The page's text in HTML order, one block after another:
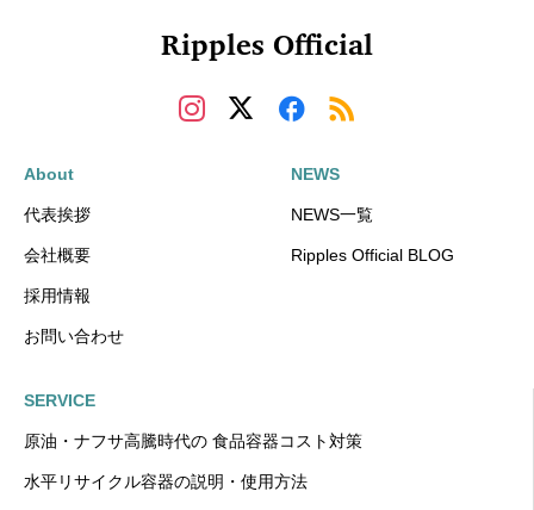
Ripples Official
About
代表挨拶
会社概要
採用情報
お問い合わせ
NEWS
NEWS一覧
Ripples Official BLOG
SERVICE
原油・ナフサ高騰時代の 食品容器コスト対策
水平リサイクル容器の説明・使用方法